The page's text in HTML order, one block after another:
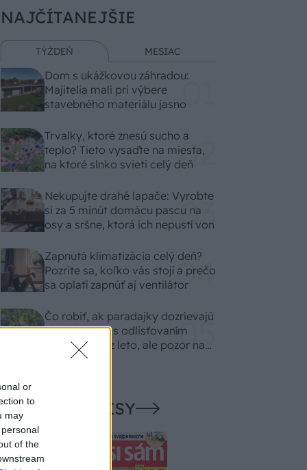
or
to
may
of the
NAJČÍTANEJŠIE
TÝŽDEŇ MESIAC
Dom s ukážkovou záhradou:
Majitelia mali pri výbere
stavebného materiálu jasno
Trvalky, ktoré znesú sucho a
teplo? Tieto vysaďte na miesta,
na ktoré slnko svieti celý deň
Nekupujte drahé lapače: Vyrobte
si za 5 minút domácu pascu na
osy a sršne, ktorá ich nepustí von
Zapnutá klimatizácia celý deň?
Pozrite sa, koľko vás stojí a prečo
sa oplatí zapnúť aj ventilátor
Čo robiť, ak paradajky dozrievajú
pomaly? Trik s odlisťovaním
funguje aj cez leto, ale pozor na
chyby
NAŠE ČASOPISY